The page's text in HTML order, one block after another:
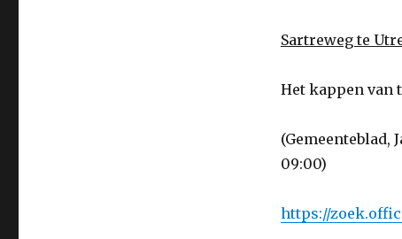
Sartreweg te
Het kappen van
(Gemeenteblad,
09:00)
https://